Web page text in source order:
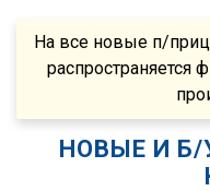
SN
SP24
SPKH27
На все новые п/
распространяется
НОВЫЕ И